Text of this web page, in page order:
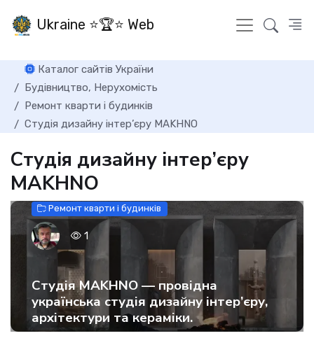
Ukraine ⭐🏆⭐ Web
Каталог сайтів України
Будівництво, Нерухомість
Ремонт кварти і будинків
Cтудія дизайну інтер’єру MAKHNO
Cтудія дизайну інтер’єру
MAKHNO
Ремонт кварти і будинків
1
Студія MAKHNO — провідна
українська студія дизайну інтер’єру,
архітектури та кераміки.